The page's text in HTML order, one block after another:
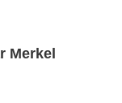
Merkel